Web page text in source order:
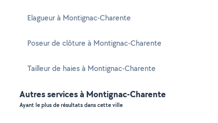
Elagueur à Montignac-Charente
Poseur de clôture à Montignac-Charente
Tailleur de haies à Montignac-Charente
Autres services à Montignac-Charente
Ayant le plus de résultats dans cette ville